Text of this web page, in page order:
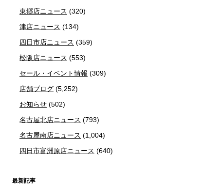
東郷店ニュース (320)
津店ニュース (134)
四日市店ニュース (359)
松阪店ニュース (553)
セール・イベント情報 (309)
店舗ブログ (5,252)
お知らせ (502)
名古屋北店ニュース (793)
名古屋南店ニュース (1,004)
四日市富洲原店ニュース (640)
最新記事